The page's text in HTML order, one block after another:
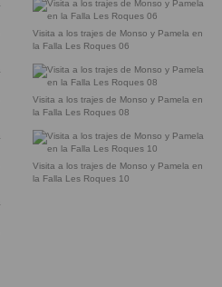
Visita a los trajes de Monso y Pamela en
la Falla Les Roques 06
Visita a los trajes de Monso y Pamela en
la Falla Les Roques 08
Visita a los trajes de Monso y Pamela en
la Falla Les Roques 10